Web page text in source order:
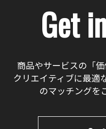
Get
商品やサービスの「価
クリエイティブに最適
のマッチングを